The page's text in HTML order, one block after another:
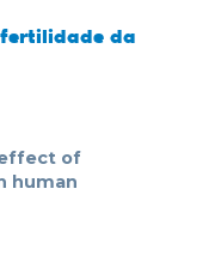
da
of
human